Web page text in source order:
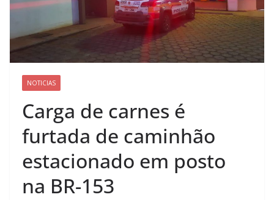
NOTICIAS
Carga de carnes é
furtada de caminhão
estacionado em posto
na BR-153